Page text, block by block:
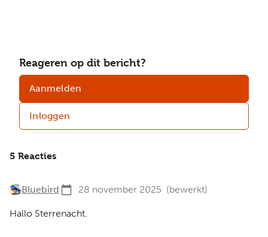
Reageren op dit bericht?
Aanmelden
Inloggen
5 Reacties
Bluebird 28 november 2025 (bewerkt)
Hallo Sterrenacht.